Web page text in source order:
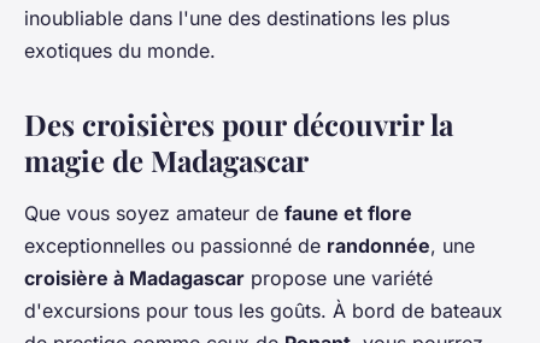
inoubliable dans l'une des destinations les plus
exotiques du monde.
Des croisières pour découvrir la
magie de Madagascar
Que vous soyez amateur de faune et flore
exceptionnelles ou passionné de randonnée, une
croisière à Madagascar propose une variété
d'excursions pour tous les goûts. À bord de bateaux